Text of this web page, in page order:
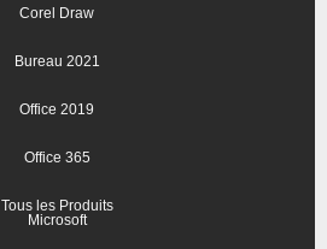
Corel Draw
Bureau 2021
Office 2019
Office 365
Tous les Produits
Microsoft